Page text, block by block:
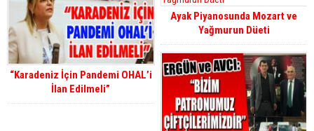
“Karadeniz İçin Pandemi OHAL’i
İlan Edilmeli”
Ayak Piyanosunda Mozart ve
Yağmurun Düeti